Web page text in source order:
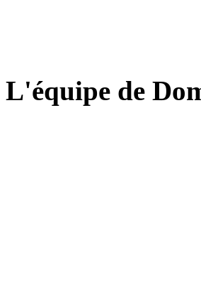
L'équipe de